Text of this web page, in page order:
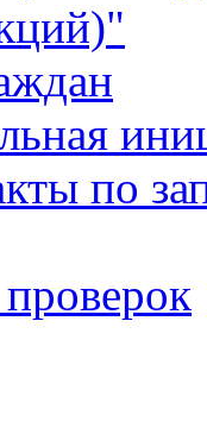
по